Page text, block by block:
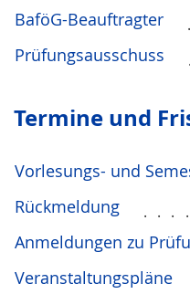
BaföG-Beauftragter
Prüfungsausschuss
Termine und
Vorlesungs- und
Rückmeldung
Anmeldungen zu
Veranstaltungspläne